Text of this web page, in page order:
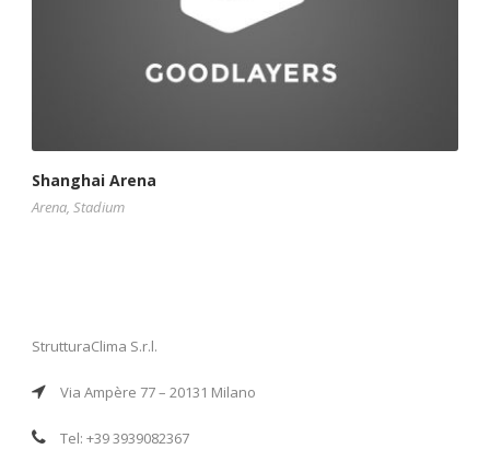
Shanghai Arena
Arena Stadium
StrutturaClima S.r.l.
Via Ampère 77 – 20131 Milano
Tel: +39 3939082367